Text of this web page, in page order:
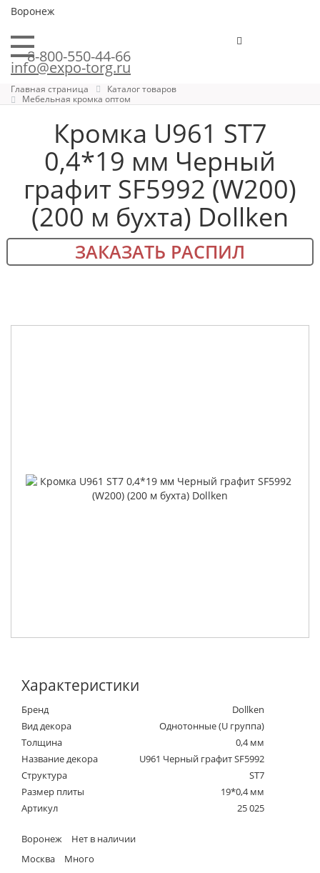
Воронеж
8-800-550-44-66
info@expo-torg.ru
Главная страница
Каталог товаров
Мебельная кромка оптом
Кромка U961 ST7
0,4*19 мм Черный
графит SF5992 (W200)
(200 м бухта) Dollken
ЗАКАЗАТЬ РАСПИЛ
Характеристики
Бренд
Dollken
Вид декора
Однотонные (U группа)
Толщина
0,4 мм
Название декора
U961 Черный графит SF5992
Структура
ST7
Размер плиты
19*0,4 мм
Артикул
25 025
Воронеж
Нет в наличии
Москва
Много